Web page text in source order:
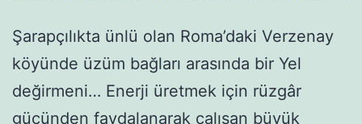
Şarapçılıkta ünlü olan Roma’daki Verzenay
köyünde üzüm bağları arasında bir Yel
değirmeni… Enerji üretmek için rüzgâr
gücünden faydalanarak çalışan büyük